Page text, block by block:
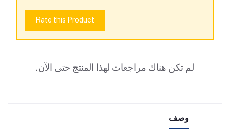
Rate this Product
لم تكن هناك مراجعات لهذا المنتج حتى الآن.
وصف